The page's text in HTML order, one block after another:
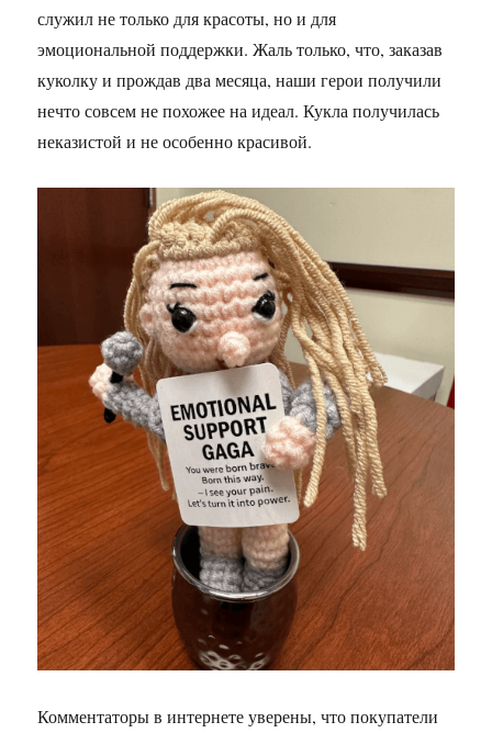
служил не только для красоты, но и для
эмоциональной поддержки. Жаль только, что, заказав
куколку и прождав два месяца, наши герои получили
нечто совсем не похожее на идеал. Кукла получилась
неказистой и не особенно красивой.
Комментаторы в интернете уверены, что покупатели